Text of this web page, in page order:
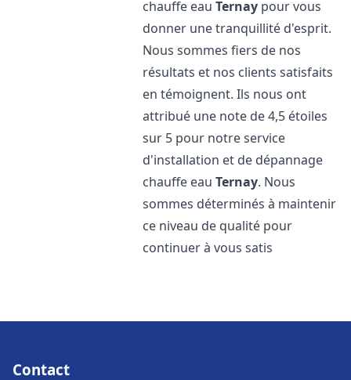
chauffe eauTernay pour vous
donner une tranquillité d'esprit.
Nous sommes fiers de nos
résultats et nos clients satisfaits
en témoignent. Ils nous ont
attribué une note de 4,5 étoiles
sur 5 pour notre service
d'installation et de dépannage
chauffe eauTernay. Nous
sommes déterminés à maintenir
ce niveau de qualité pour
continuer à vous satis
Contact